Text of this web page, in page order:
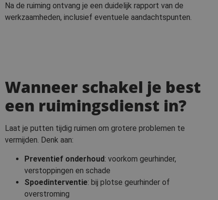
Na de ruiming ontvang je een duidelijk rapport van de
werkzaamheden, inclusief eventuele aandachtspunten.
Wanneer schakel je best
een ruimingsdienst in?
Laat je putten tijdig ruimen om grotere problemen te
vermijden. Denk aan:
Preventief onderhoud: voorkom geurhinder,
verstoppingen en schade
Spoedinterventie: bij plotse geurhinder of
overstroming